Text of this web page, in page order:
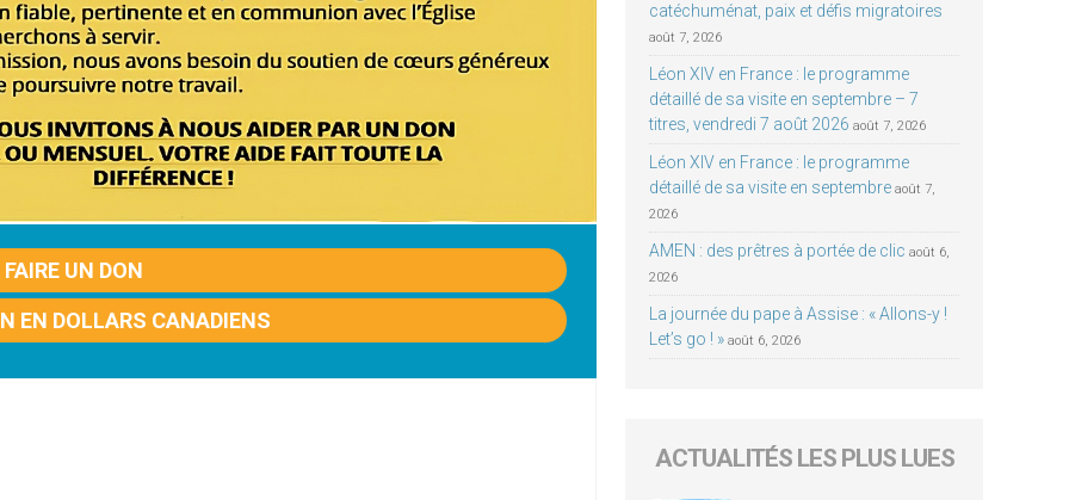
FAIRE UN DON
EN DOLLARS CANADIENS
catéchuménat, paix et défis migratoires
août 7, 2026
Léon XIV en France : le programme
détaillé de sa visite en septembre – 7
titres, vendredi 7 août 2026 août 7, 2026
Léon XIV en France : le programme
détaillé de sa visite en septembre août 7,
2026
AMEN : des prêtres à portée de clic août 6,
2026
La journée du pape à Assise : « Allons-y !
Let’s go ! » août 6, 2026
ACTUALITÉS LES PLUS LUES